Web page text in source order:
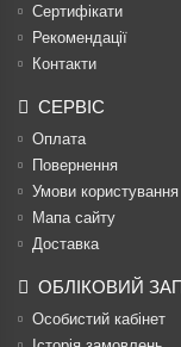
Сертифікати
Рекомендації
Контакти
СЕРВІС
Оплата
Повернення
Умови
Мапа сайту
Доставка
ОБЛІКОВИЙ
Особистий кабінет